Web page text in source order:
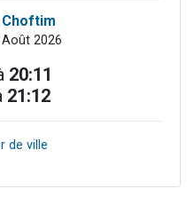
Choftim
2026
20:11
21:12
de ville